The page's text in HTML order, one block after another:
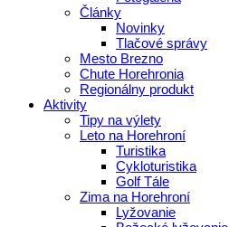
Články
Novinky
Tlačové správy
Mesto Brezno
Chute Horehronia
Regionálny produkt
Aktivity
Tipy na výlety
Leto na Horehroní
Turistika
Cykloturistika
Golf Tále
Zima na Horehroní
Lyžovanie